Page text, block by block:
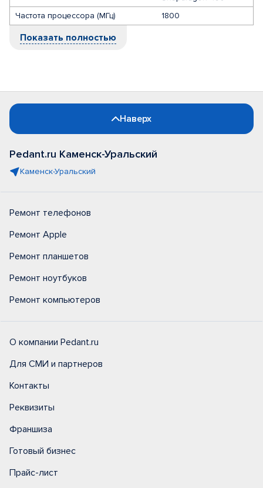
Частота процессора (МГц)
1800
Показать полностью
Наверх
Pedant.ru Каменск-Уральский
Каменск-Уральский
Ремонт телефонов
Ремонт Apple
Ремонт планшетов
Ремонт ноутбуков
Ремонт компьютеров
О компании Pedant.ru
Для СМИ и партнеров
Контакты
Реквизиты
Франшиза
Готовый бизнес
Прайс-лист